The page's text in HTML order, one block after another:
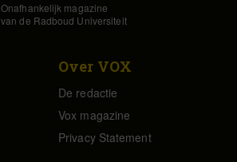
Onafhankelijk magazine
van de Radboud Universiteit
Over VOX
De redactie
Vox magazine
Privacy Statement